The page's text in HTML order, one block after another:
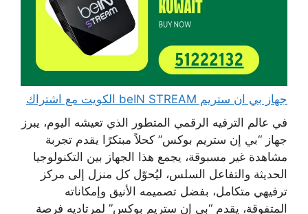
جهاز بي ان ستريم beIN STREAM الكويت مع اشتراك
في عالم الترفيه الرقمي المتطور الذي تعيشه اليوم، يبرز
جهاز “بي إن ستريم بوكس” كحلاً مبتكرًا يقدم تجربة
مشاهدة غير مسبوقة، يجمع هذا الجهاز بين التكنولوجيا
الحديثة والتفاعل السلس، ليُحوّل كل منزل إلى مركز
ترفيهي متكامل، بفضل تصميمه الأنيق وإمكاناته
المتفوقة، يقدم “بي إن ستريم بوكس” لمرتاديه فرصة